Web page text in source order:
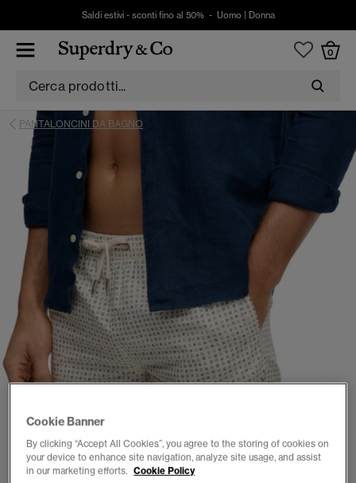
Saldi estivi - sconti fino al 50% - Uomo Donna
0
PANTALONCINI DA BAGNO
Cookie Banner
By clicking “Accept All Cookies”, you agree to the storing of cookies on
your device to enhance site navigation, analyze site usage, and assist
in our marketing efforts. Cookie Policy